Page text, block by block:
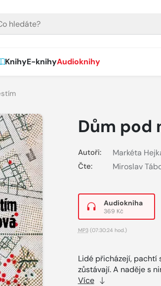
KnihyE-knihyAudioknihy
Dům pod
Autoři: Markéta
Čte: Miroslav
Audiokniha
369 Kč
MP3(07:30:24 hod.)
Lidé přicházejí, pachtí
zůstávají. A naděje s
Více